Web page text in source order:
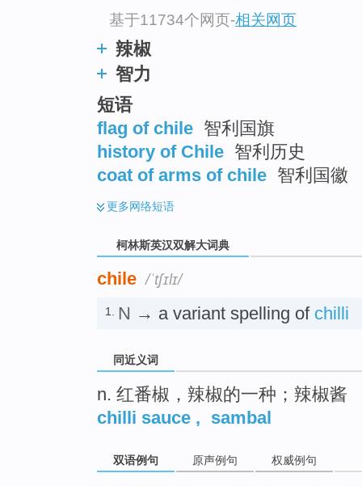
基于11734个网页-相关网页
辣椒
智力
短语
flag of chile 智利国旗
history of Chile 智利历史
coat of arms of chile 智利国徽
更多网络短语
柯林斯英汉双解大词典
chile /ˈtʃɪlɪ/
1. N → a variant spelling of chilli
同近义词
n. 红番椒，辣椒的一种；辣椒酱
chilli sauce , sambal
双语例句 原声例句 权威例句